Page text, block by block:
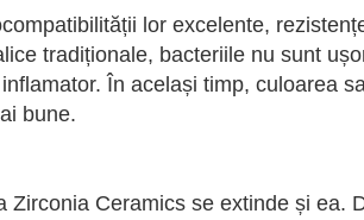
lor excelente,
tradiționale, bacteriile nu sunt
În același timp, culoarea
bune.
Zirconia Ceramics se extinde și ea.